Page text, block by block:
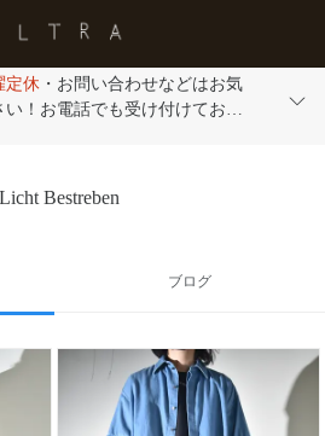
定休 ・お問い合わせなどはお気
い！お電話でも受け付けており
Bestreben
ブログ